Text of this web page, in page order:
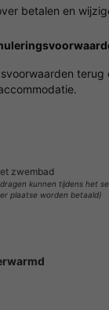
betalen en
terug
zwembad
kunnen tijdens het
plaatse worden betaald)